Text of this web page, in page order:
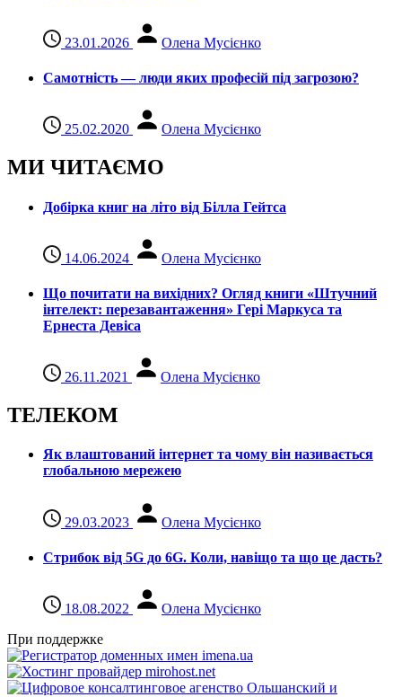
23.01.2026 Олена Мусієнко
Самотність — люди яких професій під загрозою?
25.02.2020 Олена Мусієнко
МИ ЧИТАЄМО
Добірка книг на літо від Білла Гейтса
14.06.2024 Олена Мусієнко
Що почитати на вихідних? Огляд книги «Штучний
інтелект: перезавантаження» Гері Маркуса та
Ернеста Девіса
26.11.2021 Олена Мусієнко
ТЕЛЕКОМ
Як влаштований інтернет та чому він називається
глобальною мережею
29.03.2023 Олена Мусієнко
Стрибок від 5G до 6G. Коли, навіщо та що це даcть?
18.08.2022
Олена Мусієнко
При поддержке